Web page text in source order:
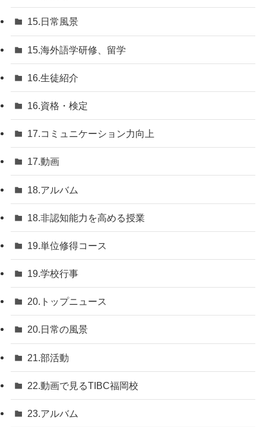
15.日常風景
15.海外語学研修、留学
16.生徒紹介
16.資格・検定
17.コミュニケーション力向上
17.動画
18.アルバム
18.非認知能力を高める授業
19.単位修得コース
19.学校行事
20.トップニュース
20.日常の風景
21.部活動
22.動画で見るTIBC福岡校
23.アルバム